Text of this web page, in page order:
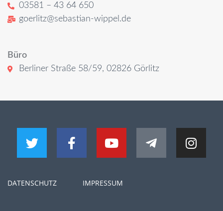
03581 – 43 64 650
goerlitz@sebastian-wippel.de
Büro
Berliner Straße 58/59, 02826 Görlitz
DATENSCHUTZ IMPRESSUM